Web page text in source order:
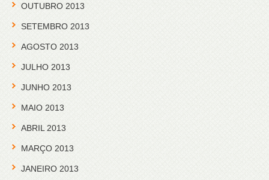
OUTUBRO 2013
SETEMBRO 2013
AGOSTO 2013
JULHO 2013
JUNHO 2013
MAIO 2013
ABRIL 2013
MARÇO 2013
JANEIRO 2013